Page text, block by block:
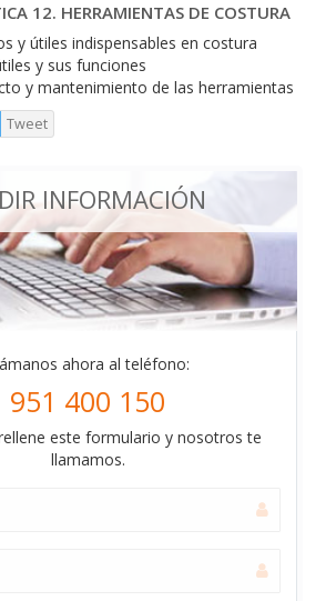
12. HERRAMIENTAS DE COSTURA
y útiles indispensables en costura
y sus funciones
y mantenimiento de las herramientas
Tweet
INFORMACIÓN
ahora al teléfono:
951 400 150
este formulario y nosotros te
llamamos.